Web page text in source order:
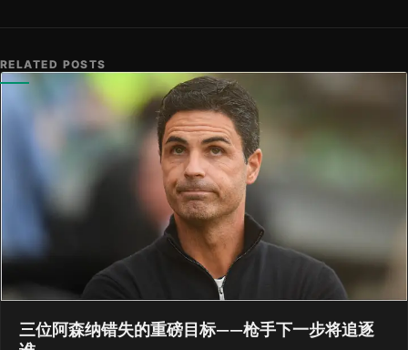
RELATED POSTS
三位阿森纳错失的重磅目标——枪手下一步将追逐